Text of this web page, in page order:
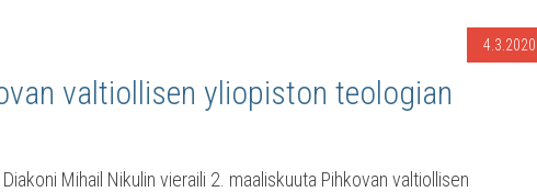
4.3.2020
valtiollisen yliopiston teologian
Diakoni Mihail Nikulin vieraili 2. maaliskuuta Pihkovan valtiollisen